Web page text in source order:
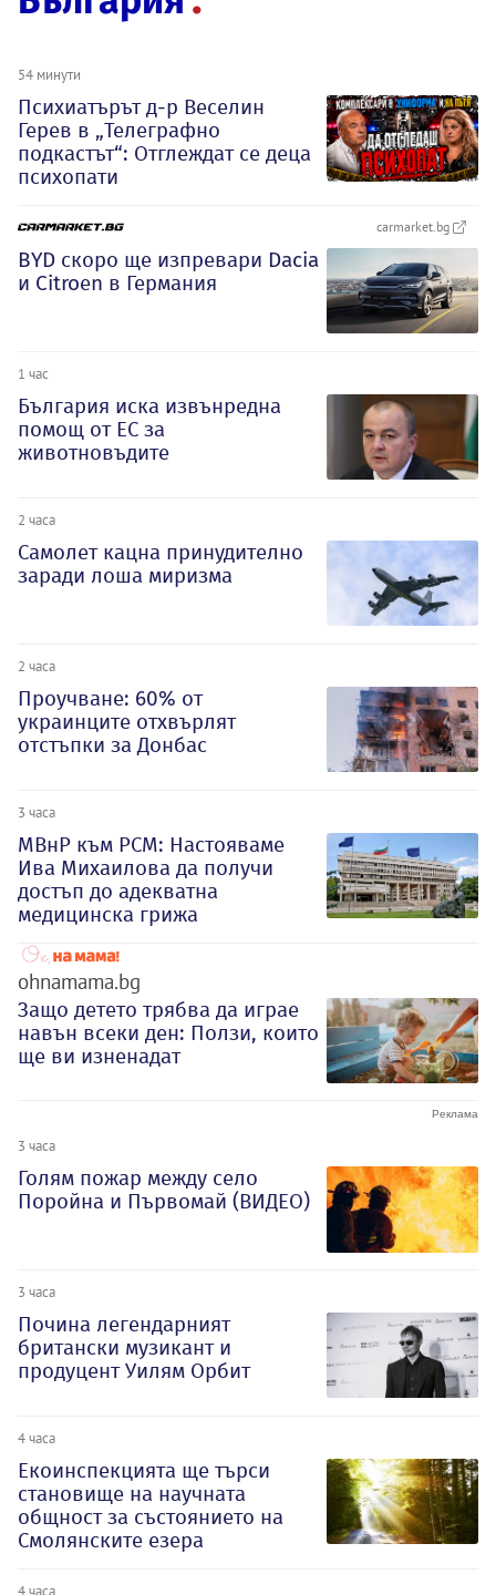
54 минути
Психиатърът д-р Веселин
Герев в „Телеграфно
подкастът“: Отглеждат се деца
психопати
carmarket.bg
BYD скоро ще изпревари Dacia
и Citroеn в Германия
1 час
България иска извънредна
помощ от ЕС за
животновъдите
2 часа
Самолет кацна принудително
заради лоша миризма
2 часа
Проучване: 60% от
украинците отхвърлят
отстъпки за Донбас
3 часа
МВнР към РСМ: Настояваме
Ива Михаилова да получи
достъп до адекватна
медицинска грижа
ohnamama.bg
Защо детето трябва да играе
навън всеки ден: Ползи, които
ще ви изненадат
3 часа
Голям пожар между село
Поройна и Първомай (ВИДЕО)
3 часа
Почина легендарният
британски музикант и
продуцент Уилям Орбит
4 часа
Екоинспекцията ще търси
становище на научната
общност за състоянието на
Смолянските езера
4 часа